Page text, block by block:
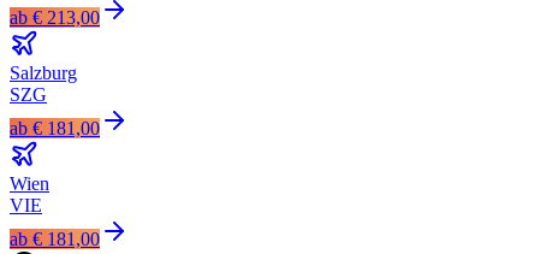
ab € 213,00
Salzburg
SZG
ab € 181,00
Wien
VIE
ab € 181,00